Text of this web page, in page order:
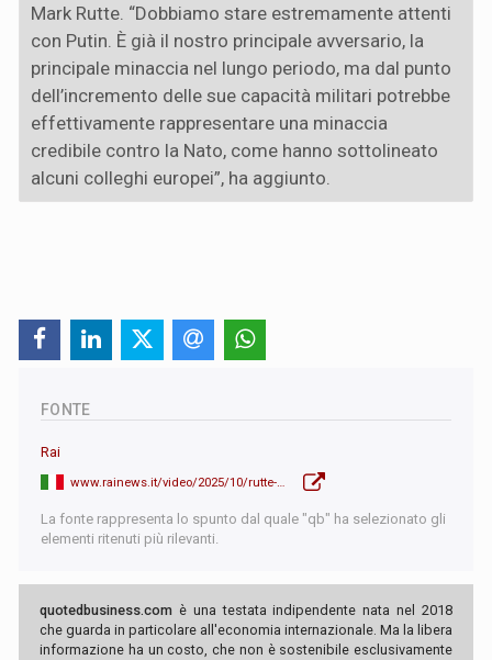
Mark Rutte. “Dobbiamo stare estremamente attenti
con Putin. È già il nostro principale avversario, la
principale minaccia nel lungo periodo, ma dal punto
dell’incremento delle sue capacità militari potrebbe
effettivamente rappresentare una minaccia
credibile contro la Nato, come hanno sottolineato
alcuni colleghi europei”, ha aggiunto.
FONTE
Rai
www.rainews.it/video/2025/10/rutte-siamo-tutti-in-pericolo-missili-russi-potrebbero-colpire-anche-roma-tg1-1045740a-3e99-494e-995d-aa7c687cffa3.html?nxtep
La fonte rappresenta lo spunto dal quale "qb" ha selezionato gli
elementi ritenuti più rilevanti.
quotedbusiness.com è una testata indipendente nata nel 2018
che guarda in particolare all'economia internazionale. Ma la libera
informazione ha un costo, che non è sostenibile esclusivamente